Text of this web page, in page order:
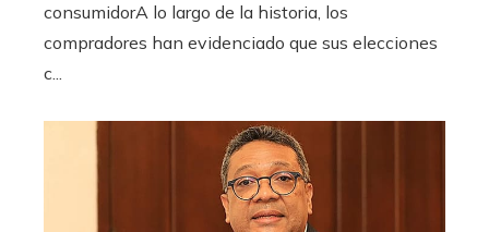
consumidorA lo largo de la historia, los
compradores han evidenciado que sus elecciones
c...